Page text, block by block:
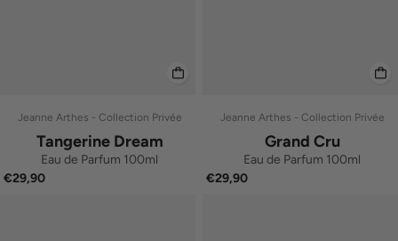
Jeanne Arthes - Collection Privée
Tangerine Dream
Eau de Parfum 100ml
€29,90
Jeanne Arthes - Collection Privée
Grand Cru
Eau de Parfum 100ml
€29,90